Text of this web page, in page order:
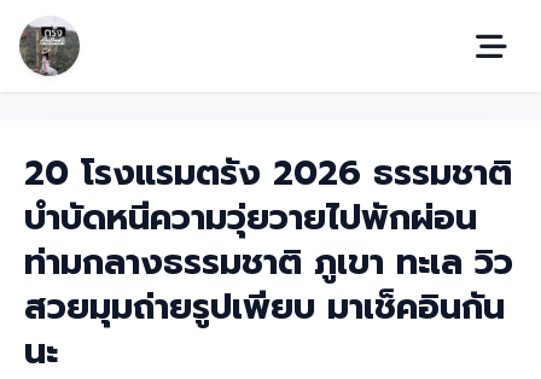
20 โรงแรมตรัง 2026 ธรรมชาติ
บำบัดหนีความวุ่ยวายไปพักผ่อน
ท่ามกลางธรรมชาติ ภูเขา ทะเล วิว
สวยมุมถ่ายรูปเพียบ มาเช็คอินกัน
นะ